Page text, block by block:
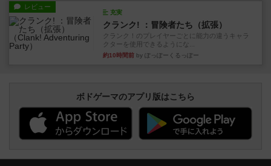
レビュー
充実
クランク! ：冒険者たち（拡張）
クランク！のプレイヤーごとに能力の違うキャラ
クターを使用できるようにな...
約10時間前 by ぽっぽーくるっぽー
ボドゲーマのアプリ版はこちら